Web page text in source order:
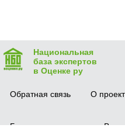
Национальная
база экспертов
в Оценке ру
Обратная связь О